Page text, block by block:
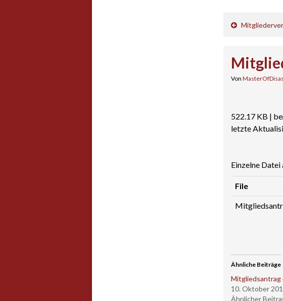
Von
522.17 KB |
letzte
Einzelne Datei
File
Ähnliche Beiträge
Mitgliedsantrag
10. Oktober
Ähnlicher